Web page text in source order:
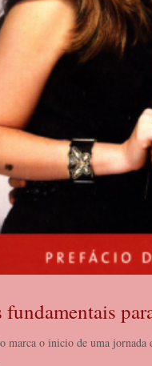
marca o inicio de uma jornada